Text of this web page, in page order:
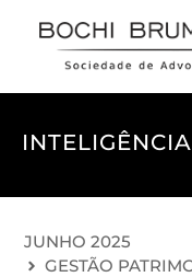
JUNHO 2025
GESTÃO